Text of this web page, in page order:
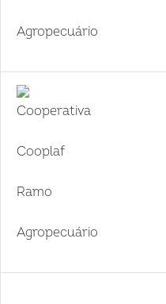
Agropecuário
Cooperativa
Cooplaf
Ramo
Agropecuário